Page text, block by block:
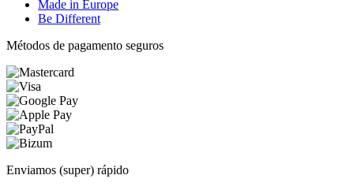
Made in Europe
Be Different
Métodos de pagamento seguros
Enviamos (super) rápido